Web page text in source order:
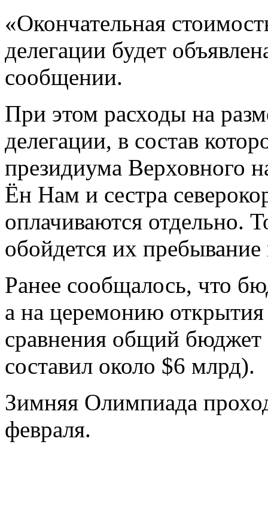
«Окончательная
делегации будет
сообщении.
При этом расходы на
делегации, в состав
президиума Верховного
Ён Нам и сестра
оплачиваются отдельно.
обойдется их
Ранее сообщалось, что
а на церемонию
сравнения общий
составил около $6 млрд).
Зимняя Олимпиада
февраля.